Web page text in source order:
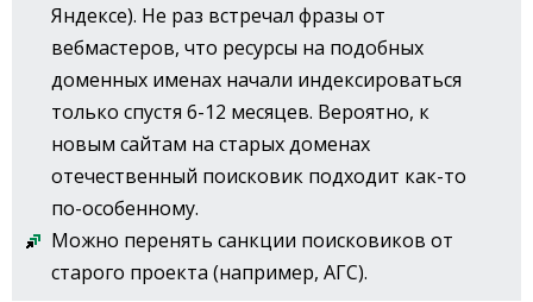
Яндексе). Не раз встречал фразы от
вебмастеров, что ресурсы на подобных
доменных именах начали индексироваться
только спустя 6-12 месяцев. Вероятно, к
новым сайтам на старых доменах
отечественный поисковик подходит как-то
по-особенному.
Можно перенять санкции поисковиков от
старого проекта (например, АГС).